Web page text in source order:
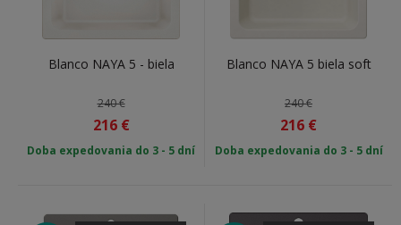
Blanco NAYA 5 - biela
240 €
216 €
Doba expedovania do 3 - 5 dní
Blanco NAYA 5 biela soft
240 €
216 €
Doba expedovania do 3 - 5 dní